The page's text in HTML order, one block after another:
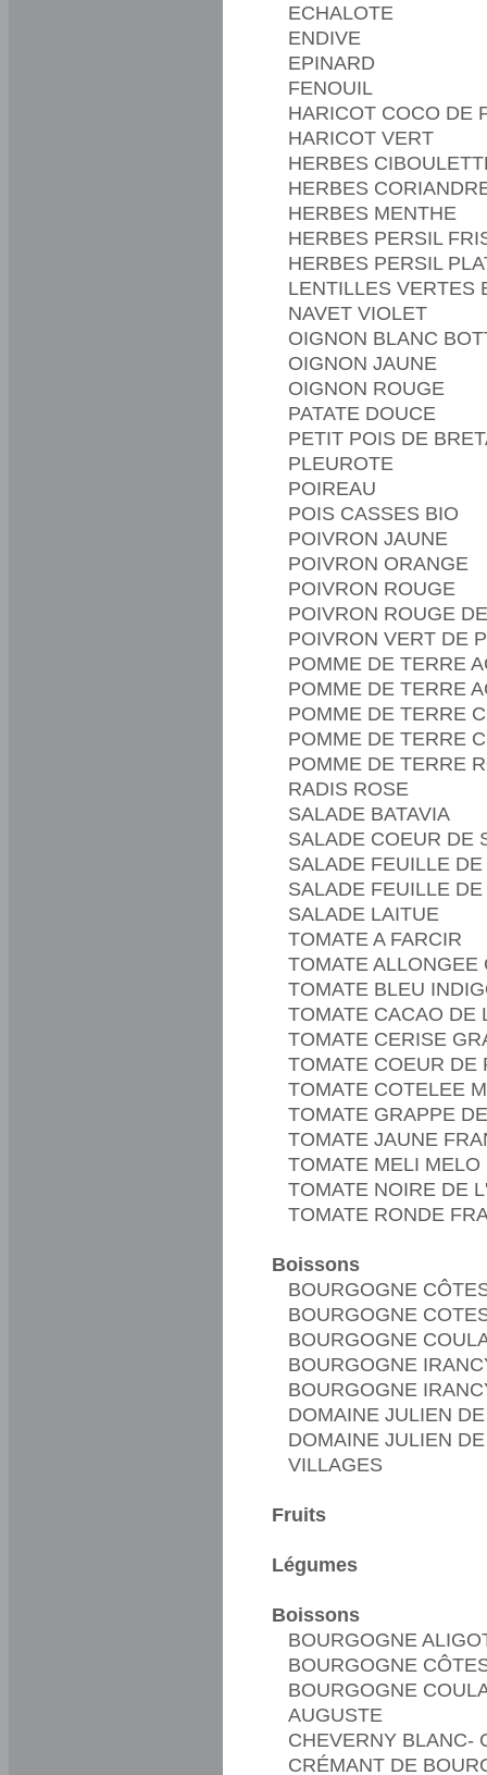
ECHALOTE
ENDIVE
EPINARD
FENOUIL
HARICOT COCO DE
HARICOT VERT
HERBES
HERBES
HERBES MENTHE
HERBES PERSIL
HERBES PERSIL
LENTILLES VERTES
NAVET VIOLET
OIGNON BLANC
OIGNON JAUNE
OIGNON ROUGE
PATATE DOUCE
PETIT POIS DE
PLEUROTE
POIREAU
POIS CASSES BIO
POIVRON JAUNE
POIVRON ORANGE
POIVRON ROUGE
POIVRON ROUGE
POIVRON VERT DE
POMME DE TERRE
POMME DE TERRE
POMME DE TERRE
POMME DE TERRE
POMME DE TERRE
RADIS ROSE
SALADE BATAVIA
SALADE COEUR DE
SALADE FEUILLE
SALADE FEUILLE
SALADE LAITUE
TOMATE A FARCIR
TOMATE
TOMATE BLEU
TOMATE CACAO DE
TOMATE CERISE
TOMATE COEUR DE
TOMATE COTELEE
TOMATE GRAPPE
TOMATE JAUNE
TOMATE MELI MELO
TOMATE NOIRE DE
TOMATE RONDE
Boissons
BOURGOGNE
BOURGOGNE
BOURGOGNE
BOURGOGNE
BOURGOGNE
DOMAINE JULIEN
DOMAINE JULIEN
VILLAGES
Fruits
Légumes
Boissons
BOURGOGNE
BOURGOGNE
BOURGOGNE
AUGUSTE
CHEVERNY BLANC-
CRÉMANT DE